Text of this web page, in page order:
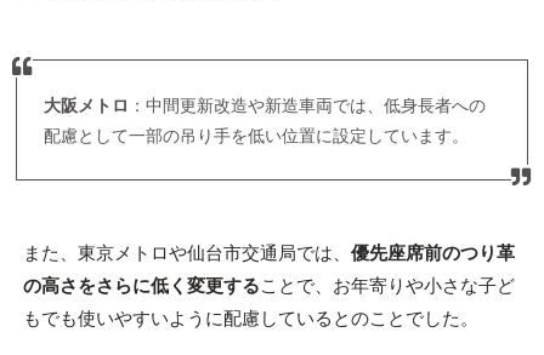
大阪メトロ ：中間更新改造や新造車両では、低身長者への
配慮として一部の吊り手を低い位置に設定しています。
また、東京メトロや仙台市交通局では、 優先座席前のつり革
の高さをさらに低く変更することで、お年寄りや小さな子ど
もでも使いやすいように配慮しているとのことでした。